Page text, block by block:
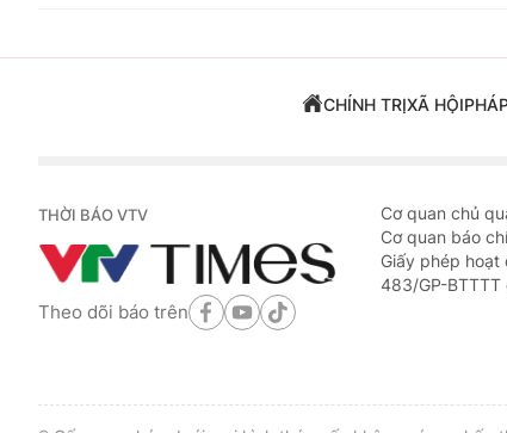
CHÍNH TRỊXÃ HỘI
THỜI BÁO VTV
Theo dõi báo trên
Cơ quan chủ
Cơ quan báo
Giấy phép hoạt
483/GP-